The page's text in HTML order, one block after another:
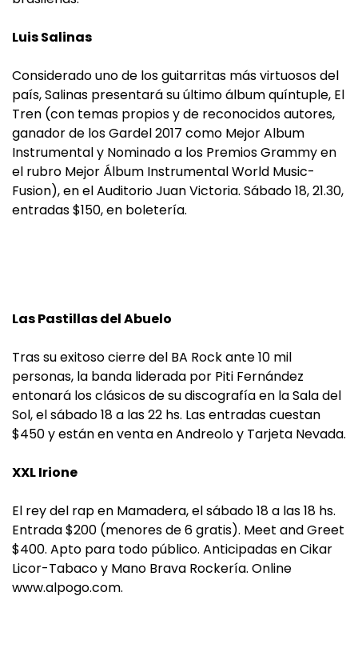
Luis Salinas
Considerado uno de los guitarritas más virtuosos del
país, Salinas presentará su último álbum quíntuple, El
Tren (con temas propios y de reconocidos autores,
ganador de los Gardel 2017 como Mejor Album
Instrumental y Nominado a los Premios Grammy en
el rubro Mejor Álbum Instrumental World Music-
Fusion), en el Auditorio Juan Victoria. Sábado 18, 21.30,
entradas $150, en boletería.
Las Pastillas del Abuelo
Tras su exitoso cierre del BA Rock ante 10 mil
personas, la banda liderada por Piti Fernández
entonará los clásicos de su discografía en la Sala del
Sol, el sábado 18 a las 22 hs. Las entradas cuestan
$450 y están en venta en Andreolo y Tarjeta Nevada.
XXL Irione
El rey del rap en Mamadera, el sábado 18 a las 18 hs.
Entrada $200 (menores de 6 gratis). Meet and Greet
$400. Apto para todo público. Anticipadas en Cikar
Licor-Tabaco y Mano Brava Rockería. Online
www.alpogo.com.